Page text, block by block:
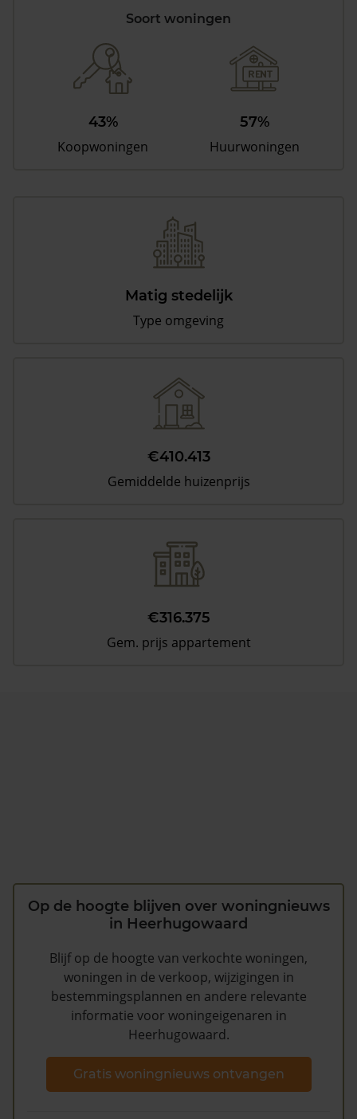
Soort woningen
43%
Koopwoningen
57%
Huurwoningen
Matig stedelijk
Type omgeving
€410.413
Gemiddelde huizenprijs
€316.375
Gem. prijs appartement
Op de hoogte blijven over woningnieuws
in Heerhugowaard
Blijf op de hoogte van verkochte woningen,
woningen in de verkoop, wijzigingen in
bestemmingsplannen en andere relevante
informatie voor woningeigenaren in
Heerhugowaard.
Gratis woningnieuws ontvangen